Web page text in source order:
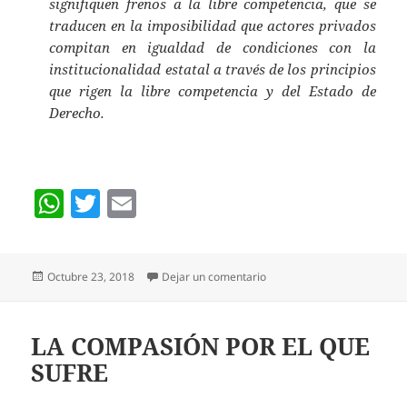
signifiquen frenos a la libre competencia, que se
traducen en la imposibilidad que actores privados
compitan en igualdad de condiciones con la
institucionalidad estatal a través de los principios
que rigen la libre competencia y del Estado de
Derecho.
W
at
s
p
p
T
er
Publicado
Octubre 23, 2018 Dejar un comentarioen SE FUNDA LA AMEP,
LA COMPASIÓN POR EL QUE
SUFRE